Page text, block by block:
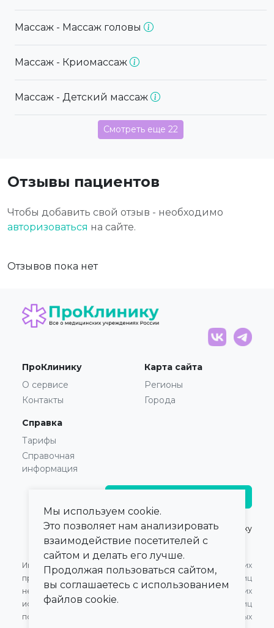
Массаж - Массаж головы
Массаж - Криомассаж
Массаж - Детский массаж
Смотреть еще 22
Отзывы пациентов
Чтобы добавить свой отзыв - необходимо
авторизоваться на сайте.
Отзывов пока нет
ПроКлинику
О сервисе
Контакты
Карта сайта
Регионы
Города
Справка
Тарифы
Справочная
информация
© 2021 — 2026,ПроКлинику
Информация,
представленная на сайте,
не может быть
использована для
постановки диагноза,
Оферта для Юридических
лиц
Оферта для Физических
лиц
Обработка персональных
Мы используем cookie.
Это позволяет нам анализировать
взаимодействие посетителей с
сайтом и делать его лучше.
Продолжая пользоваться сайтом,
вы соглашаетесь с использованием
файлов cookie.